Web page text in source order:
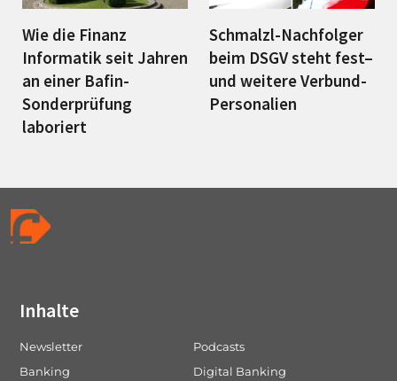
Wie die Finanz
Informatik seit Jahren
an einer Bafin-
Sonderprüfung
laboriert
Schmalzl-Nachfolger
beim DSGV steht fest–
und weitere Verbund-
Personalien
Inhalte
Newsletter
Podcasts
Banking
Digital Banking